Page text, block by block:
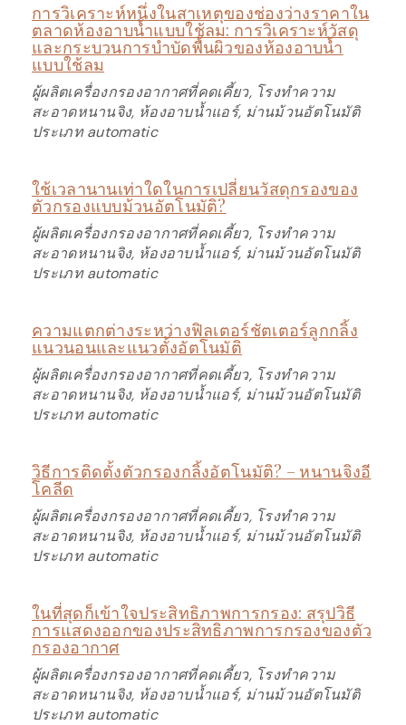
การวิเคราะห์หนึ่งในสาเหตุของช่องว่างราคาใน
ตลาดห้องอาบน้ำแบบใช้ลม: การวิเคราะห์วัสดุ
และกระบวนการบำบัดพื้นผิวของห้องอาบน้ำ
แบบใช้ลม
ผู้ผลิตเครื่องกรองอากาศที่คดเคี้ยว, โรงทำความ
สะอาดหนานจิง, ห้องอาบน้ำแอร์, ม่านม้วนอัตโนมัติ
ประเภท automatic
ใช้เวลานานเท่าใดในการเปลี่ยนวัสดุกรองของ
ตัวกรองแบบม้วนอัตโนมัติ?
ผู้ผลิตเครื่องกรองอากาศที่คดเคี้ยว, โรงทำความ
สะอาดหนานจิง, ห้องอาบน้ำแอร์, ม่านม้วนอัตโนมัติ
ประเภท automatic
ความแตกต่างระหว่างฟิลเตอร์ชัตเตอร์ลูกกลิ้ง
แนวนอนและแนวตั้งอัตโนมัติ
ผู้ผลิตเครื่องกรองอากาศที่คดเคี้ยว, โรงทำความ
สะอาดหนานจิง, ห้องอาบน้ำแอร์, ม่านม้วนอัตโนมัติ
ประเภท automatic
วิธีการติดตั้งตัวกรองกลิ้งอัตโนมัติ? – หนานจิงอี
โคลีด
ผู้ผลิตเครื่องกรองอากาศที่คดเคี้ยว, โรงทำความ
สะอาดหนานจิง, ห้องอาบน้ำแอร์, ม่านม้วนอัตโนมัติ
ประเภท automatic
ในที่สุดก็เข้าใจประสิทธิภาพการกรอง: สรุปวิธี
การแสดงออกของประสิทธิภาพการกรองของตัว
กรองอากาศ
ผู้ผลิตเครื่องกรองอากาศที่คดเคี้ยว, โรงทำความ
สะอาดหนานจิง, ห้องอาบน้ำแอร์, ม่านม้วนอัตโนมัติ
ประเภท automatic